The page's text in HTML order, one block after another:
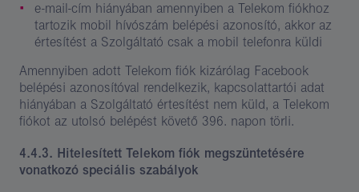
e-mail-cím hiányában amennyiben a Telekom fiókhoz
tartozik mobil hívószám belépési azonosító, akkor az
értesítést a Szolgáltató csak a mobil telefonra küldi
Amennyiben adott Telekom fiók kizárólag Facebook
belépési azonosítóval rendelkezik, kapcsolattartói adat
hiányában a Szolgáltató értesítést nem küld, a Telekom
fiókot az utolsó belépést követő 396. napon törli.
4.4.3. Hitelesített Telekom fiók megszüntetésére
vonatkozó speciális szabályok